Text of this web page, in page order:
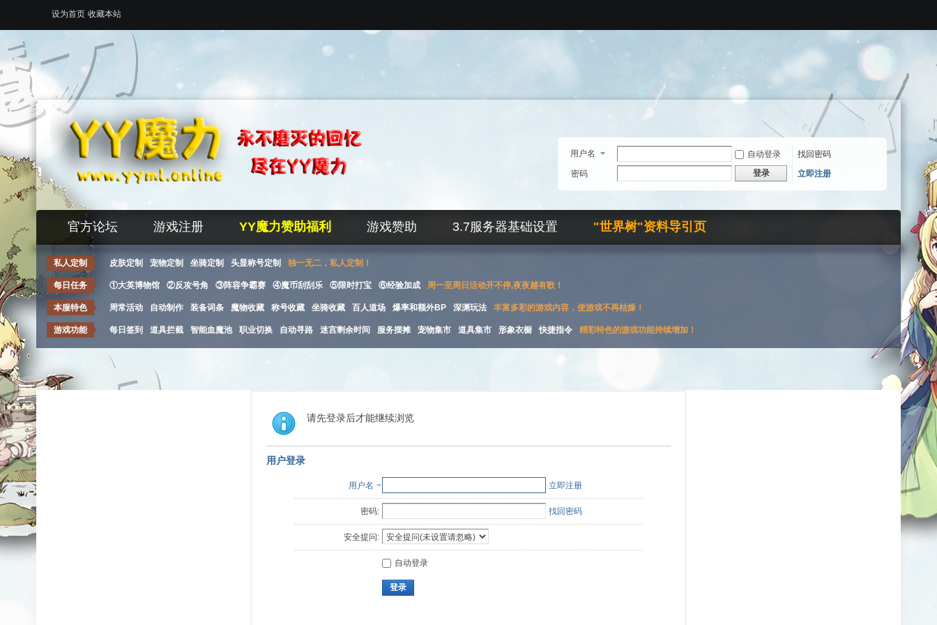
设为首页 收藏本站
用户名 自动登录
找回密码
密码
登录 立即注册
官方论坛 游戏注册 YY魔力赞助福利 游戏赞助 3.7服务器基础设置 "世界树"资料导引页
私人定制 皮肤定制 宠物定制 坐骑定制 头显称号定制 独一无二，私人定制！
每日任务 ①大英博物馆 ②反攻号角 ③阵容争霸赛 ④魔币刮刮乐 ⑤限时打宝 ⑥经验加成 周一至周日活动开不停,夜夜越有歌！
本服特色 周常活动 自动制作 装备词条 魔物收藏 称号收藏 坐骑收藏 百人道场 爆率和额外BP 深渊玩法 丰富多彩的游戏内容，使游戏不再枯燥！
游戏功能 每日签到 道具拦截 智能血魔池 职业切换 自动寻路 迷宫剩余时间 服务摆摊 宠物集市 道具集市 形象衣橱 快捷指令 精彩特色的游戏功能持续增加！
请先登录后才能继续浏览
用户登录
用户名 立即注册
密码: 找回密码
安全提问:
自动登录
登录